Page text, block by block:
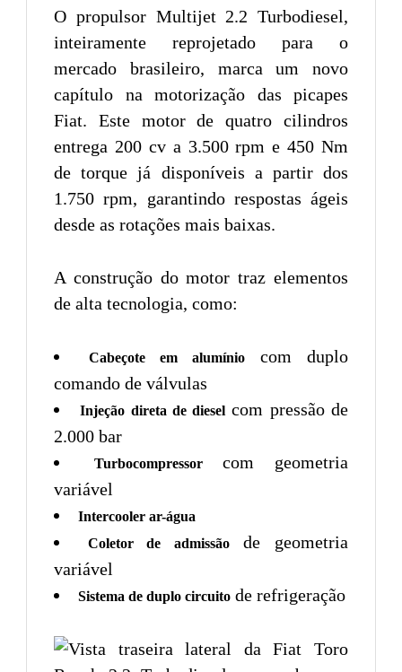
O propulsor Multijet 2.2 Turbodiesel,
inteiramente reprojetado para o
mercado brasileiro, marca um novo
capítulo na motorização das picapes
Fiat. Este motor de quatro cilindros
entrega 200 cv a 3.500 rpm e 450 Nm
de torque já disponíveis a partir dos
1.750 rpm, garantindo respostas ágeis
desde as rotações mais baixas.
A construção do motor traz elementos
de alta tecnologia, como:
Cabeçote em alumínio
com duplo
comando de válvulas
Injeção direta de diesel com pressão de
2.000 bar
Turbocompressorcom geometria
variável
Intercooler ar-água
Coletor de admissãode geometria
variável
Sistema de duplo circuito de refrigeração